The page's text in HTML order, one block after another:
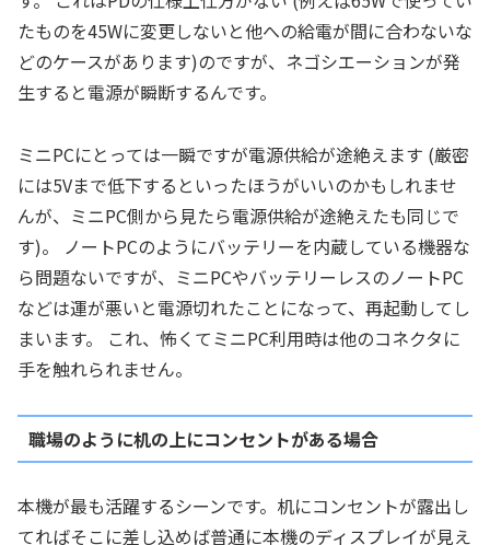
たものを45Wに変更しないと他への給電が間に合わないな
どのケースがあります)のですが、ネゴシエーションが発
生すると電源が瞬断するんです。
ミニPCにとっては一瞬ですが電源供給が途絶えます (厳密
には5Vまで低下するといったほうがいいのかもしれませ
んが、ミニPC側から見たら電源供給が途絶えたも同じで
す)。 ノートPCのようにバッテリーを内蔵している機器な
ら問題ないですが、ミニPCやバッテリーレスのノートPC
などは運が悪いと電源切れたことになって、再起動してし
まいます。 これ、怖くてミニPC利用時は他のコネクタに
手を触れられません。
職場のように机の上にコンセントがある場合
本機が最も活躍するシーンです。机にコンセントが露出し
てればそこに差し込めば普通に本機のディスプレイが見え